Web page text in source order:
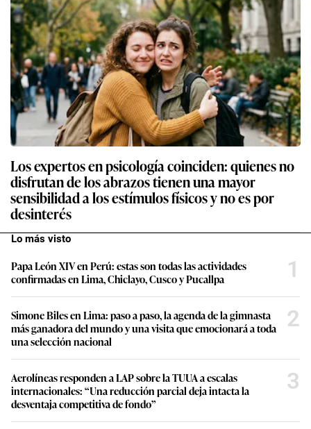
Los expertos en psicología coinciden: quienes no
disfrutan de los abrazos tienen una mayor
sensibilidad a los estímulos físicos y no es por
desinterés
Lo más visto
Papa León XIV en Perú: estas son todas las actividades
confirmadas en Lima, Chiclayo, Cusco y Pucallpa
1
Simone Biles en Lima: paso a paso, la agenda de la gimnasta
más ganadora del mundo y una visita que emocionará a toda
una selección nacional
2
Aerolíneas responden a LAP sobre la TUUA a escalas
internacionales: “Una reducción parcial deja intacta la
desventaja competitiva de fondo”
3